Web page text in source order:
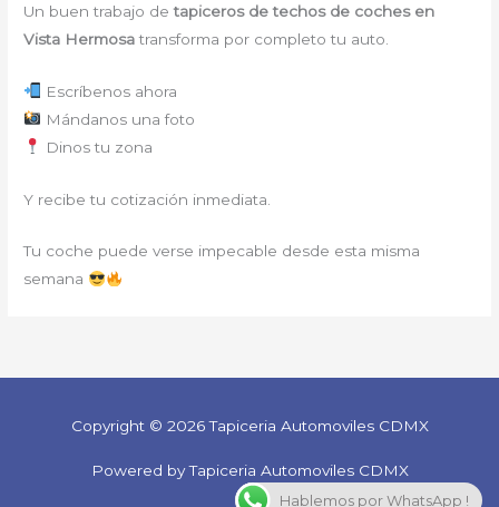
Un buen trabajo detapiceros de techos de coches en
Vista Hermosatransforma por completo tu auto.
Escríbenos ahora
Mándanos una foto
Dinos tu zona
Y recibe tu cotización inmediata.
Tu coche puede verse impecable desde esta misma
semana
Copyright © 2026 Tapiceria Automoviles CDMX
Powered by Tapiceria Automoviles CDMX
Hablemos por WhatsApp !